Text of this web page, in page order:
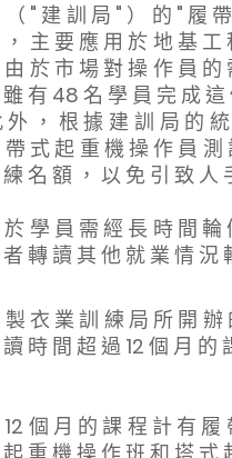
" 建 訓 局 " ） 的 " 履
主 要 應 用 於 地 基
於 市 場 對 操 作 員
有 48 名 學 員 完 成
外 ， 根 據 建 訓 局 的
式 起 重 機 操 作 員
名 額 ， 以 免 引 致 人
學 員 需 經 長 時 間
轉 讀 其 他 就 業 情 況
衣 業 訓 練 局 所 開
時 間 超 過 12 個 月 的
個 月 的 課 程 計 有